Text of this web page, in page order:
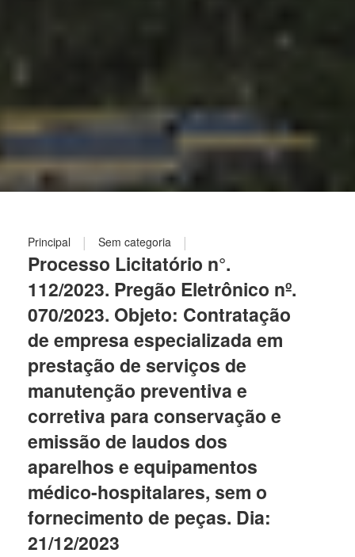
Principal | Sem categoria |
Processo Licitatório n°.
112/2023. Pregão Eletrônico nº.
070/2023. Objeto: Contratação
de empresa especializada em
prestação de serviços de
manutenção preventiva e
corretiva para conservação e
emissão de laudos dos
aparelhos e equipamentos
médico-hospitalares, sem o
fornecimento de peças. Dia:
21/12/2023